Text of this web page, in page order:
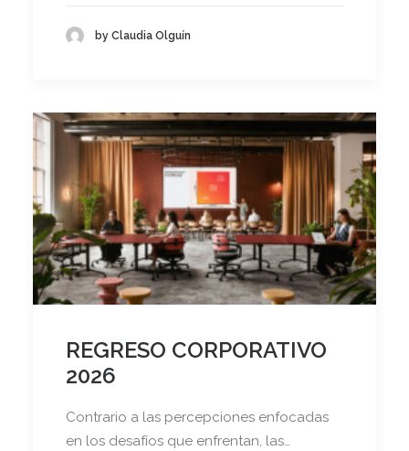
by Claudia Olguín
REGRESO CORPORATIVO
2026
Contrario a las percepciones enfocadas
en los desafíos que enfrentan, las…